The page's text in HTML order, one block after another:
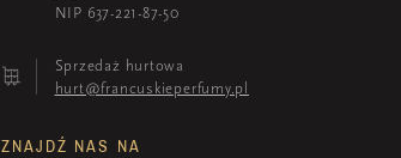
NIP 637-221-87-50
Sprzedaż hurtowa
hurt@francuskieperfumy.pl
ZNAJDŹ NAS NA